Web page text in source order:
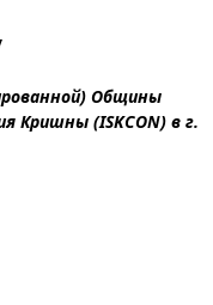
Общины
Кришны (ISKCON) в г.